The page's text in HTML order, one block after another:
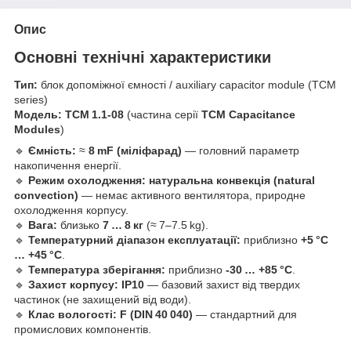
Опис
Основні технічні характеристики
Тип: блок допоміжної ємності / auxiliary capacitor module (TCM
series)
Модель: TCM 1.1‑08 (частина серії TCM Capacitance
Modules)
🔹 Ємність: ≈ 8 mF (міліфарад) — головний параметр
накопичення енергії.
🔹 Режим охолодження: натуральна конвекція (natural
convection) — немає активного вентилятора, природне
охолодження корпусу.
🔹 Вага: близько 7 … 8 кг (≈ 7–7.5 kg).
🔹 Температурний діапазон експлуатації: приблизно +5 °C
… +45 °C.
🔹 Температура зберігання: приблизно ‑30 … +85 °C.
🔹 Захист корпусу: IP10 — базовий захист від твердих
частинок (не захищений від води).
🔹 Клас вологості: F (DIN 40 040) — стандартний для
промислових компонентів.